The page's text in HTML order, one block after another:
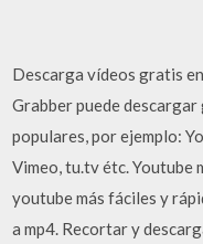
Descarga vídeos gratis
Grabber puede
populares, por ejemplo:
Vimeo, tu.tv étc. Youtube
youtube más fáciles y
a mp4. Recortar y